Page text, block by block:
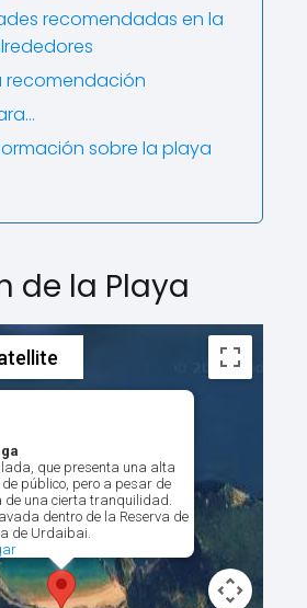
recomendadas en la
recomendación
sobre la playa
de la Playa
que presenta una alta
público, pero a pesar de
de una cierta tranquilidad.
dentro de la Reserva de
de Urdaibai.